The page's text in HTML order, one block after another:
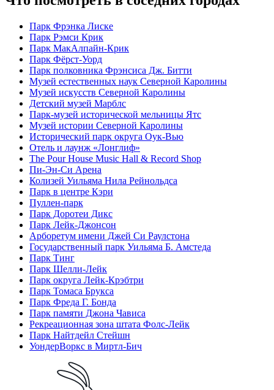
Парк Фрэнка Лиске
Парк Рэмси Крик
Парк МакАлпайн-Крик
Парк Фёрст-Уорд
Парк полковника Фрэнсиса Дж. Битти
Музей естественных наук Северной Каролины
Музей искусств Северной Каролины
Детский музей Марблс
Парк-музей исторической мельницы Ятс
Музей истории Северной Каролины
Исторический парк округа Оук-Вью
Отель и лаунж «Лонглиф»
The Pour House Music Hall & Record Shop
Пи-Эн-Си Арена
Колизей Уильяма Нила Рейнольдса
Парк в центре Кэри
Пуллен-парк
Парк Доротеи Дикс
Парк Лейк-Джонсон
Арборетум имени Джей Си Раулстона
Государственный парк Уильяма Б. Амстеда
Парк Тинг
Парк Шелли-Лейк
Парк округа Лейк-Крэбтри
Парк Томаса Брукса
Парк Фреда Г. Бонда
Парк памяти Джона Чависа
Рекреационная зона штата Фолс-Лейк
Парк Найтдейл Стейшн
УондерВоркс в Миртл-Бич